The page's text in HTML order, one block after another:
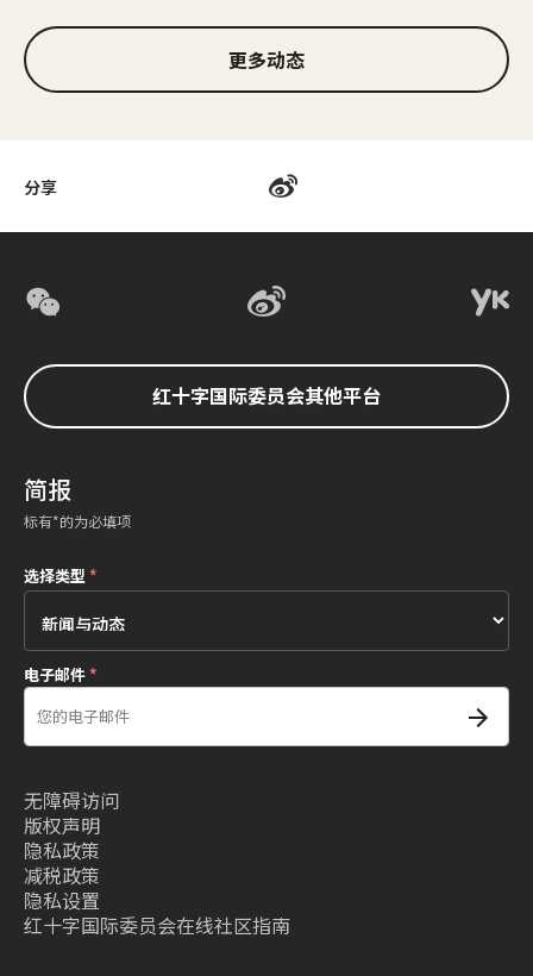
分享
更多动态
红十字国际委员会其他平台
简报
标有*的为必填项
选择类型*
电子邮件*
无障碍访问
版权声明
隐私政策
减税政策
隐私设置
红十字国际委员会在线社区指南